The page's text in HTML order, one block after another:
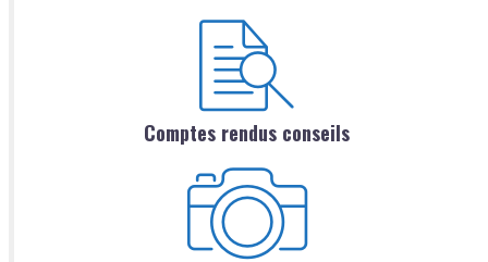
Comptes rendus conseils